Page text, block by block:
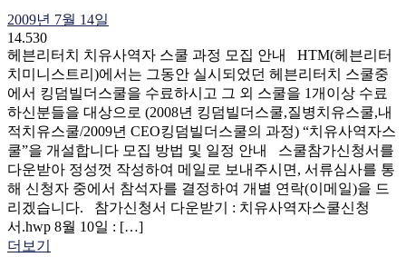
2009년 7월 14일
14.530
헤븐리터치 치유사역자 스쿨 과정 모집 안내 HTM(헤븐리터
치미니스트리)에서는 그동안 실시되었던 헤븐리터치 스쿨중
에서 킹덤빌더스쿨을 수료하시고 그 외 스쿨을 1개이상 수료
하신분들을 대상으로 (2008년 킹덤빌더스쿨,질병치유스쿨,내
적치유스쿨/2009년 CEO킹덤빌더스쿨의 과정) “치유사역자스
쿨”을 개설합니다 모집 방법 및 일정 안내 스쿨참가신청서를
다운받아 정성껏 작성하여 메일로 보내주시면, 서류심사를 통
해 신청자 중에서 참석자를 결정하여 개별 연락(이메일)을 드
리겠습니다. 참가신청서 다운받기 : 치유사역자스쿨신청
서.hwp 8월 10일 : […]
더보기